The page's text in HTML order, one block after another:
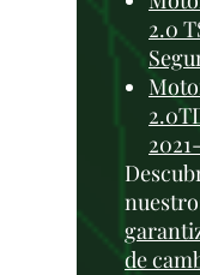
2.0
de